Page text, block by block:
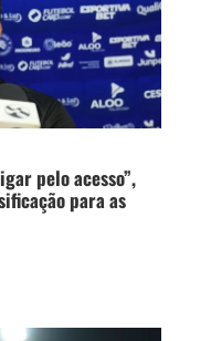
pelo acesso”,
para as